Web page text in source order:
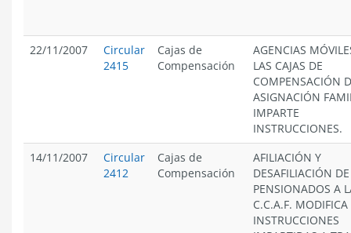
22/11/2007
Circular
2415
Cajas de
Compensación
AGENCIAS
LAS CAJAS DE
COMPENSACIÓN
ASIGNACIÓN
IMPARTE
INSTRUCCIONES.
14/11/2007
Circular
2412
Cajas de
Compensación
AFILIACIÓN Y
DESAFILIACIÓN DE
PENSIONADOS A
C.C.A.F. MODIFICA
INSTRUCCIONES